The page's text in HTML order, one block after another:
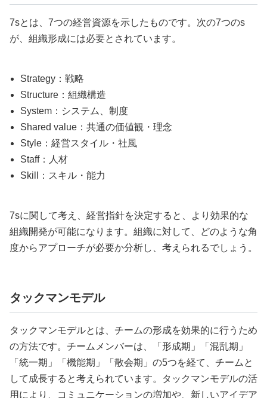
7sとは、7つの経営資源を示したものです。次の7つのs
が、組織形成には必要とされています。
Strategy：戦略
Structure：組織構造
System：システム、制度
Shared value：共通の価値観・理念
Style：経営スタイル・社風
Staff：人材
Skill：スキル・能力
7sに関して考え、経営指針を決定すると、より効果的な
組織開発が可能になります。組織に対して、どのような角
度からアプローチが必要か分析し、考えられるでしょう。
タックマンモデル
タックマンモデルとは、チームの形成を効果的に行うため
の方法です。チームメンバーは、「形成期」「混乱期」
「統一期」「機能期」「散会期」の5つを経て、チームと
して成長すると考えられています。タックマンモデルの活
用により、コミュニケーションの増加や、新しいアイデア